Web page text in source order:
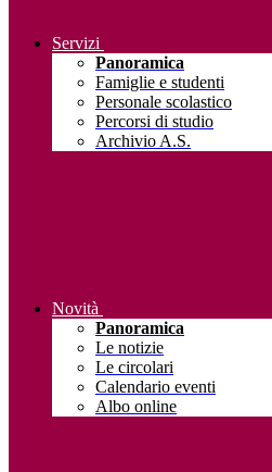
Servizi
Panoramica
Famiglie e studenti
Personale scolastico
Percorsi di studio
Archivio A.S.
Novità
Panoramica
Le notizie
Le circolari
Calendario eventi
Albo online